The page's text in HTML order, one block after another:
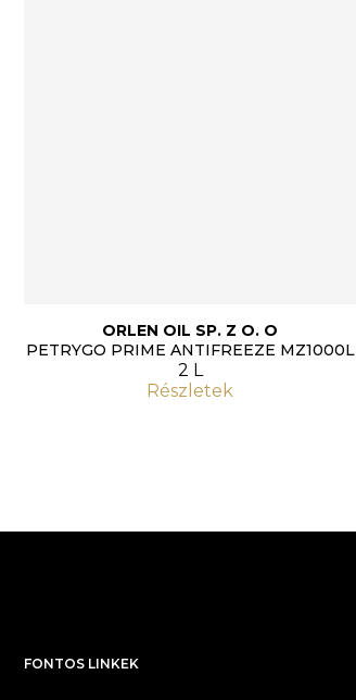
ORLEN OIL SP. Z O. O
PETRYGO PRIME ANTIFREEZE MZ1000L
2 L
Részletek
FONTOS LINKEK